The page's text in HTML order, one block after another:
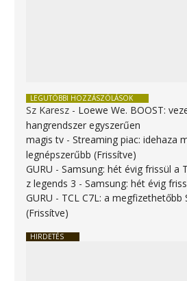
LEGUTÓBBI HOZZÁSZÓLÁSOK
Sz Karesz - Loewe We. BOOST:
hangrendszer egyszerűen
magis tv -Streaming piac: idehaza
legnépszerűbb (Frissítve)
GURU -Samsung: hét évig frissül a
z legends 3 -Samsung: hét évig
GURU - TCL C7L: a megfizethetőbb
(Frissítve)
HIRDETÉS